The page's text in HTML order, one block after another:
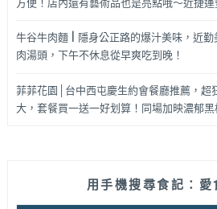
牛谷牛肉麵 | 隱身公正路的爆汁美味，近
肉湯頭，下午不休息從早爽吃到晚！
菲菲花園│台中西屯慶生約會餐廳推薦，超
大，套餐買一送一好划算！同場加映濃郁
用手機搜尋食記：